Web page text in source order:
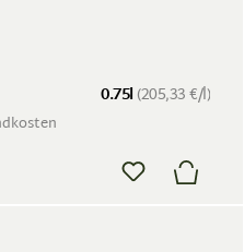
0.75l (205,33 €/l)